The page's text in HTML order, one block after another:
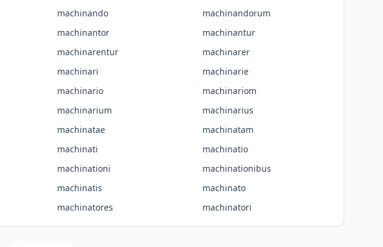
machinando
machinandorum
machinantor
machinantur
machinarentur
machinarer
machinari
machinarie
machinario
machinariom
machinarium
machinarius
machinatae
machinatam
machinati
machinatio
machinationi
machinationibus
machinatis
machinato
machinatores machinatori